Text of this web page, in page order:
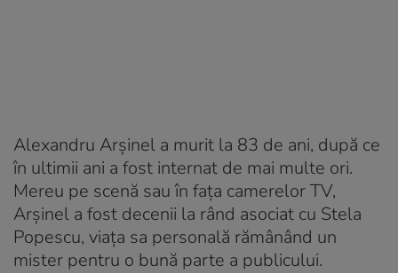
Alexandru Arșinel a murit la 83 de ani, după ce
în ultimii ani a fost internat de mai multe ori.
Mereu pe scenă sau în fața camerelor TV,
Arșinel a fost decenii la rând asociat cu Stela
Popescu, viața sa personală rămânând un
mister pentru o bună parte a publicului.